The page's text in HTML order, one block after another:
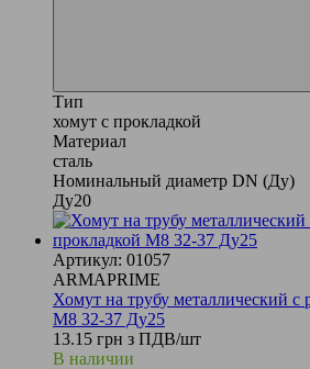
Тип
хомут с прокладкой
Материал
сталь
Номинальный диаметр DN (Ду)
Ду20
Артикул: 01057
ARMAPRIME
Хомут на трубу металлический с
М8 32-37 Ду25
13.15 грн з ПДВ/шт
В наличии